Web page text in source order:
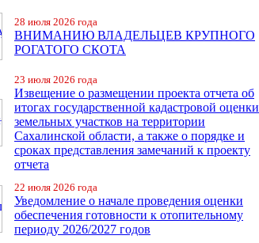
28 июля 2026 года
ВНИМАНИЮ ВЛАДЕЛЬЦЕВ КРУПНОГО
РОГАТОГО СКОТА
23 июля 2026 года
Извещение о размещении проекта отчета об
итогах государственной кадастровой оценки
земельных участков на территории
Сахалинской области, а также о порядке и
сроках представления замечаний к проекту
отчета
22 июля 2026 года
Уведомление о начале проведения оценки
обеспечения готовности к отопительному
периоду 2026/2027 годов